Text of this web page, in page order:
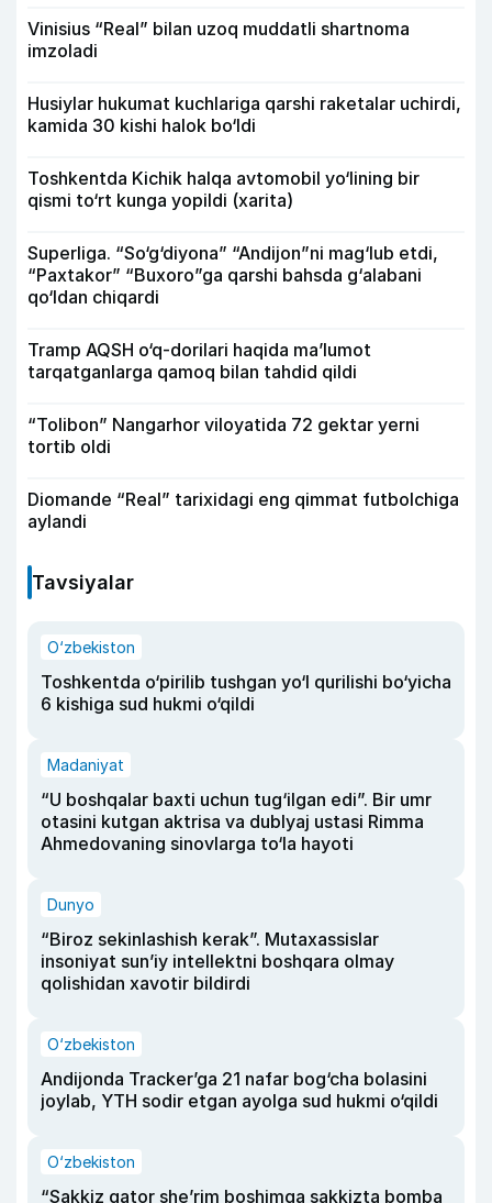
Vinisius “Real” bilan uzoq muddatli shartnoma
imzoladi
Husiylar hukumat kuchlariga qarshi raketalar uchirdi,
kamida 30 kishi halok bo‘ldi
Toshkentda Kichik halqa avtomobil yo‘lining bir
qismi to‘rt kunga yopildi (xarita)
Superliga. “So‘g‘diyona” “Andijon”ni mag‘lub etdi,
“Paxtakor” “Buxoro”ga qarshi bahsda g‘alabani
qo‘ldan chiqardi
Tramp AQSH o‘q-dorilari haqida ma’lumot
tarqatganlarga qamoq bilan tahdid qildi
“Tolibon” Nangarhor viloyatida 72 gektar yerni
tortib oldi
Diomande “Real” tarixidagi eng qimmat futbolchiga
aylandi
Tavsiyalar
O‘zbekiston
Toshkentda o‘pirilib tushgan yo‘l qurilishi bo‘yicha
6 kishiga sud hukmi o‘qildi
Madaniyat
“U boshqalar baxti uchun tug‘ilgan edi”. Bir umr
otasini kutgan aktrisa va dublyaj ustasi Rimma
Ahmedovaning sinovlarga to‘la hayoti
Dunyo
“Biroz sekinlashish kerak”. Mutaxassislar
insoniyat sun’iy intellektni boshqara olmay
qolishidan xavotir bildirdi
O‘zbekiston
Andijonda Tracker’ga 21 nafar bog‘cha bolasini
joylab, YTH sodir etgan ayolga sud hukmi o‘qildi
O‘zbekiston
“Sakkiz qator she’rim boshimga sakkizta bomba